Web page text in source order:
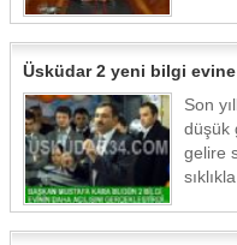
Üsküdar 2 yeni bilgi
Son
düşük
gelire